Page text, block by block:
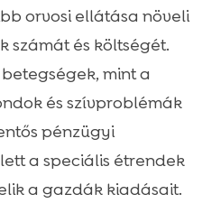
orvosi ellátása növeli
számát és költségét.
mint a
és szívproblémák
pénzügyi
a speciális étrendek
a gazdák kiadásait.